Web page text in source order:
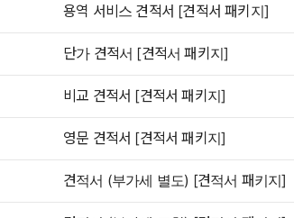
용역 서비스 견적서 [견적서 패키지]
단가 견적서 [견적서 패키지]
비교 견적서 [견적서 패키지]
영문 견적서 [견적서 패키지]
견적서 (부가세 별도) [견적서 패키지]